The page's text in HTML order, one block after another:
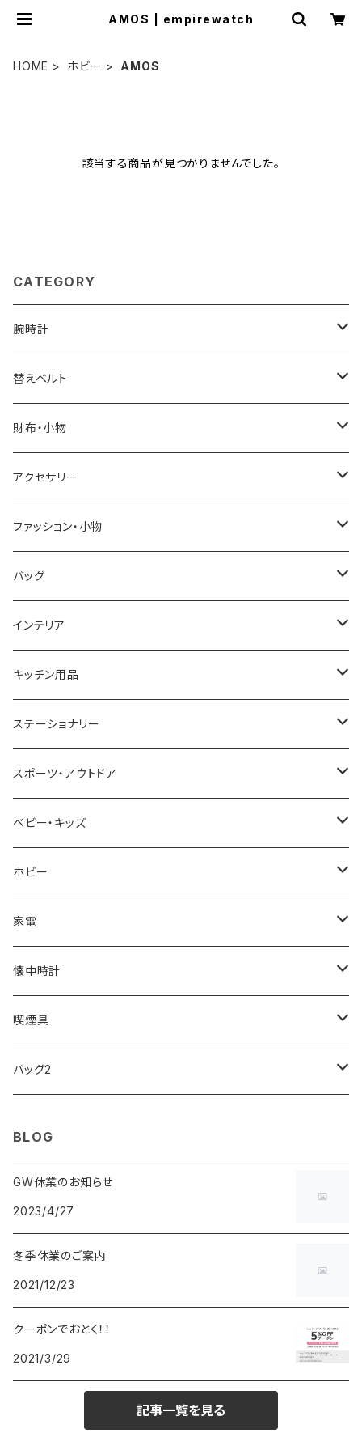
AMOS | empirewatch
HOME ホビー AMOS
該当する商品が見つかりませんでした。
CATEGORY
腕時計
ELGIN
SALVATORE MARRA
CASIO
GRANDEUR
COGU
GAGA MILANO
CACTUS
TIMEX
NIXON
AVALANCHE
ORIENT
ZEPPELIN
SKAGEN
FOOTBALL WATCHES
ARCA FUTURA
DISNEY
FOREVER
CLUSE
替えベルト
COACH
DANIEL WELLINGTON
LACOSTE
DIESEL
MICHAEL KORS
NO BRAND
財布・小物
SONNE
DUCT
TRANSNUMBER
SAAMA HOMME
ARNOLD PALMER
MICHAEL KORS
DIESEL
ALV
Merge
ETTINGER
COACH
BVLGARI
VANQUISH
DUNHILL
BEAMZSQUARE
TOMMY HILFIGER
アクセサリー
GUCCI
TIFFANY&CO
FOLLI FOLLIE
POLICE
PAUL HEWITT
22designstudio
BOTTEGA VENETA
EMPORIO ARMANI
CALVIN KLEIN
DANIEL WELLINGTON
SWAROVSKI
VIVIENNE WESTWOOD
MICHAEL KORS
MARC JACOBS
DIESEL
ファッション・小物
DAKS
栃木レザー
NIKE
DUNHILL
NEWYORKER
OROBIANCO
Ellese
COLEMAN
MONTBLANC
Fashion Accessory Cllection
ISLAND
ATLANTIC STARS
VIVIENNE WESTWOOD
POLO RALPH LAUREN
バッグ
MANHATTAN PORTAGE
United HOMME
RODANIA
BEAMZSQUARE
BLAZER CLUB
ANDY HAWARD
G GUSTO
GULLWING
LESPORTSAC
PRADA
BROMPTON
HAMILTON
INCASE
インテリア
CRYSTOCRAFT
SEIKO
CITIZEN
BRAUN
RHYTHM
BLOSSOM
MONDAINE
MAWA
その他
TANACOCORO
WOODEN
CASIO
キッチン用品
I'mD
Helios
VALENTINO VISCANI
ステーショナリー
LAMY
WATERMAN
PARKER
PELIKAN
CROSS
MONTBLANC
SWAROVSKI
スポーツ・アウトドア
Trangia
Barebones
FEUERHAND
CASIO
ベビー・キッズ
ふわりぃ
ERGO BABY
ホビー
その他
AMOS
OMMIX
COACH
家電
CREATE
TORAY
OMRON
Micol
懐中時計
MONDAINE
喫煙具
ZIPPO
バッグ2
BLOG
GW休業のお知らせ
2023/4/27
冬季休業のご案内
2021/12/23
クーポンでおとく！！
2021/3/29
記事一覧を見る